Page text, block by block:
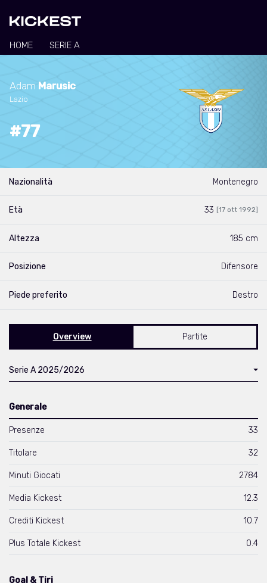
HOME SERIE A
Adam Marusic
Lazio
#77
Nazionalità Montenegro
Età 33 [17 ott 1992]
Altezza 185 cm
Posizione Difensore
Piede preferito Destro
Overview Partite
Serie A 2025/2026
Generale
Presenze 33
Titolare 32
Minuti Giocati 2784
Media Kickest 12.3
Crediti Kickest 10.7
Plus Totale Kickest 0.4
Goal & Tiri